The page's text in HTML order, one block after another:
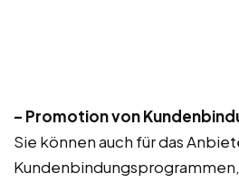
– Promotion von
Sie können auch für das